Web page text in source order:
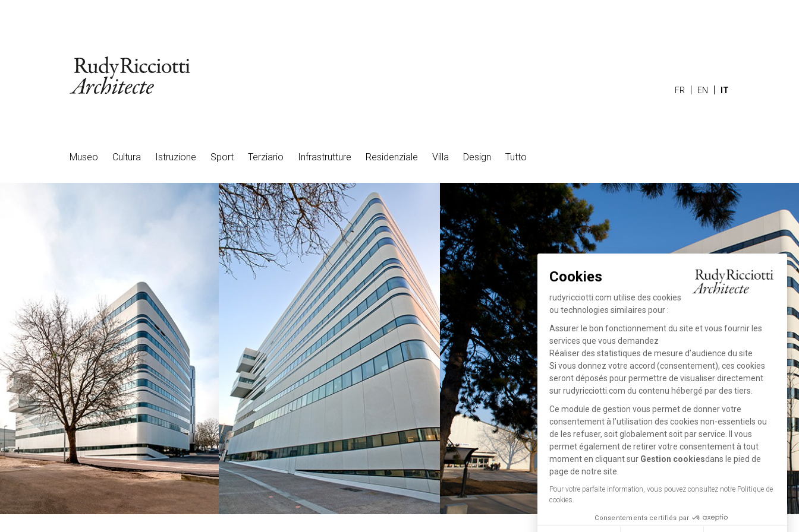
FR EN IT
Museo Cultura Istruzione Sport Terziario Infrastrutture Residenziale Villa Design Tutto
Cookies
rudyricciotti.com utilise des cookies
ou technologies similaires pour :
Assurer le bon fonctionnement du site et vous fournir les
services que vous demandez
Réaliser des statistiques de mesure d’audience du site
Si vous donnez votre accord (consentement), ces cookies
seront déposés pour permettre de visualiser directement
sur rudyricciotti.com du contenu hébergé par des tiers.
Ce module de gestion vous permet de donner votre
consentement à l’utilisation des cookies non-essentiels ou
de les refuser, soit globalement soit par service. Il vous
permet également de retirer votre consentement à tout
moment en cliquant sur Gestion cookiesdans le pied de
page de notre site.
Pour votre parfaite information, vous pouvez consultez notre Politique de
cookies.
Consentements certifiés par